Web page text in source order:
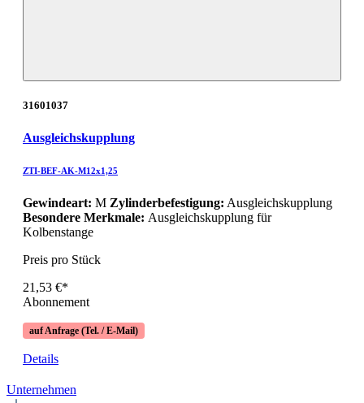
31601037
Ausgleichskupplung
ZTI-BEF-AK-M12x1,25
Gewindeart: M Zylinderbefestigung: Ausgleichskupplung
Besondere Merkmale: Ausgleichskupplung für
Kolbenstange
Preis pro Stück
21,53 €*
Abonnement
auf Anfrage (Tel. / E-Mail)
Details
Unternehmen